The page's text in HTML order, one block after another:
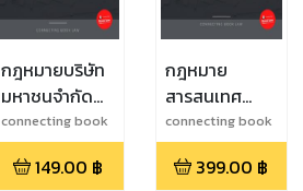
กฎหมายบริษัท
มหาชนจำกัด
(ปรับปรุงล่าสุด
๒๕๖๖)
connecting book
law
149.00 ฿
กฎหมาย
สารสนเทศ
(ปรับปรุงล่าสุด
๒๕๖๖)
connecting book
law
399.00 ฿